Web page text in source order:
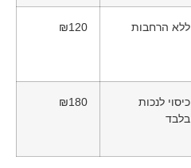
ללא הרחבות ₪120
כיסוי לנכות
בלבד
₪180